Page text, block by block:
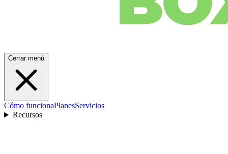
Cerrar menú
Cómo funcionaPlanesServicios
Recursos